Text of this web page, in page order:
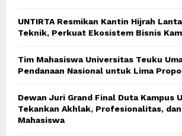
UNTIRTA Resmikan Kantin Hijrah
Teknik, Perkuat Ekosistem Bisnis
Tim Mahasiswa Universitas Teuku
Pendanaan Nasional untuk Lima
Dewan Juri Grand Final Duta Kampus
Tekankan Akhlak, Profesionalitas,
Mahasiswa